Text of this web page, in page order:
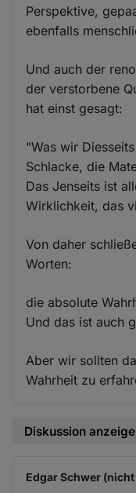
Perspektive,
ebenfalls
Und auch der
der verstorbene
hat einst gesagt:
"Was wir
Schlacke, die
Das Jenseits ist
Wirklichkeit, das
Von daher
Worten:
die absolute
Und das ist auch
Aber wir sollten
Wahrheit zu
Diskussion
Edgar Schwer